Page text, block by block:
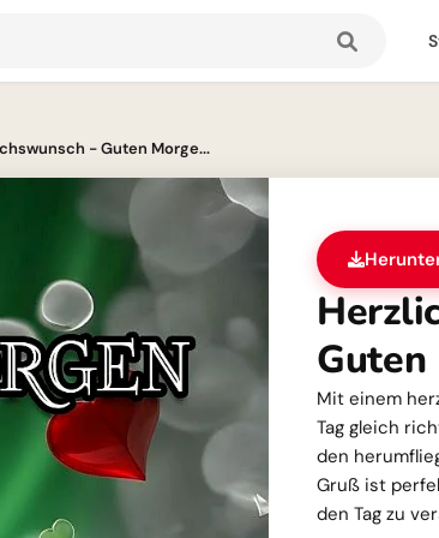
- Guten Morge...
Mit einem
Tag gleich
den
Gruß ist
den Tag zu